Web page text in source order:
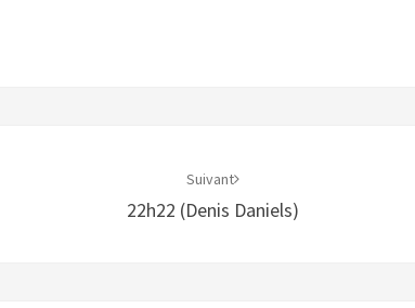
Suivant
22h22 (Denis Daniels)